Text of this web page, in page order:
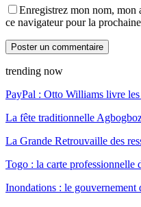
Enregistrez mon nom, mon
ce navigateur pour la
trending now
PayPal : Otto Williams livre
La fête traditionnelle
La Grande Retrouvaille des
Togo : la carte
Inondations : le